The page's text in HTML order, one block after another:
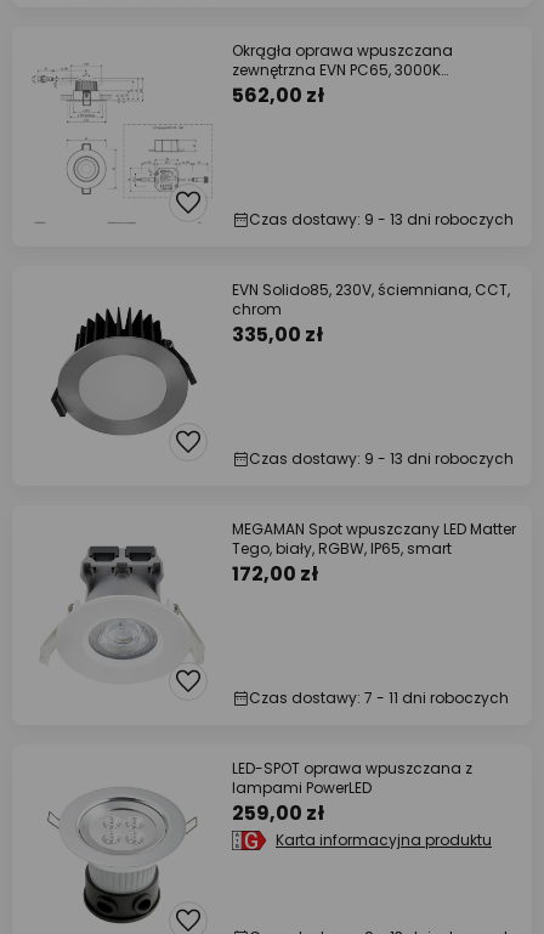
Okrągła oprawa wpuszczana
zewnętrzna EVN PC65, 3000K
antracytowa
562,00 zł
Czas dostawy: 9 - 13 dni roboczych
EVN Solido85, 230V, ściemniana, CCT,
chrom
335,00 zł
Czas dostawy: 9 - 13 dni roboczych
MEGAMAN Spot wpuszczany LED Matter
Tego, biały, RGBW, IP65, smart
172,00 zł
Czas dostawy: 7 - 11 dni roboczych
LED-SPOT oprawa wpuszczana z
lampami PowerLED
259,00 zł
Karta informacyjna produktu